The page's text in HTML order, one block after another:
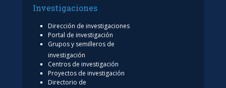
Investigaciones
Dirección de investigaciones
Portal de investigación
Grupos y semilleros de
investigación
Centros de investigación
Proyectos de investigación
Directorio de